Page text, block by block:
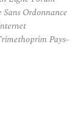
Ordonnance
Pays-